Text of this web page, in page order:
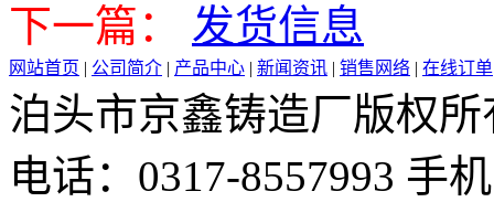
下一篇：
发货信息
网站首页 | 公司简介 | 产品中心 | 新闻资讯 | 销售网络 | 在线订单
泊头市京鑫铸造厂版权所
电话：0317-8557993 手